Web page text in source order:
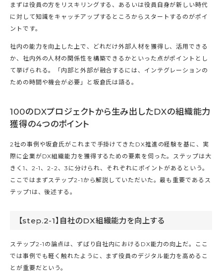
まずは役員の方をリスキリングする、あるいは役員自身が新しい時代
に対して知識をキャッチアップするところからスタートするのがポイ
ントです。
社内の能力を向上した上で、どれだけ外部人材を獲得し、活用できる
か、社内外の人材の関係性を構築できるかといった点がポイントとし
て挙げられる。「内部と外部が融合するには、インテグレーションの
ための時間や機会が必要」と坂倉氏は語る。
100のDXプロジェクトから生み出したDXの組織能力
獲得の4つのポイント
2社の事例や坂倉氏がこれまで手掛けてきたDX推進の経験を基に、実
際に企業がDX組織能力を獲得するための要素を伺った。ステップは大
きく1、2-1、2-2、3に分けられ、それぞれにポイントがあるという。
ここではまずステップ2-1から解説していただいた。最も重要であるス
テップ1は、後述する。
【step.2-1】自社のDX組織能力を向上する
ステップ2-1の論点は、ずばり自社内におけるDX能力の向上だ。ここ
では事例でも軽く触れたように、まず役員のデジタル能力を高めるこ
とが重要だという。